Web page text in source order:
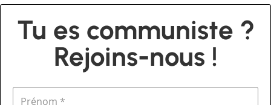
Tu es communiste ?
Rejoins-nous !